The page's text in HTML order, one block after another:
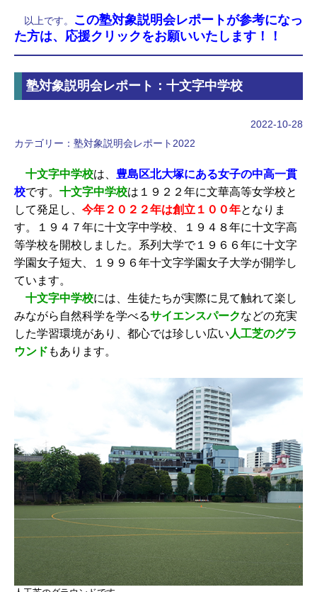
以上です。
この塾対象説明会レポートが参考になっ
た方は、応援クリックをお願いいたします！！
塾対象説明会レポート：十文字中学校
2022-10-28
カテゴリー： 塾対象説明会レポート2022
十文字中学校は、 豊島区北大塚にある女子の中高一貫
校です。 十文字中学校は１９２２年に文華高等女学校と
して発足し、 今年２０２２年は創立１００年となりま
す。１９４７年に十文字中学校、１９４８年に十文字高
等学校を開校しました。系列大学で１９６６年に十文字
学園女子短大、１９９６年十文字学園女子大学が開学し
ています。
十文字中学校には、生徒たちが実際に見て触れて楽し
みながら自然科学を学べるサイエンスパークなどの充実
した学習環境があり、都心では珍しい広い 人工芝のグラ
ウンド もあります。